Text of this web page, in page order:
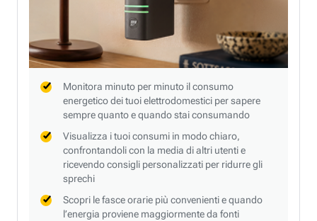
Monitora minuto per minuto il consumo
energetico dei tuoi elettrodomestici per sapere
sempre quanto e quando stai consumando
Visualizza i tuoi consumi in modo chiaro,
confrontandoli con la media di altri utenti e
ricevendo consigli personalizzati per ridurre gli
sprechi
Scopri le fasce orarie più convenienti e quando
l’energia proviene maggiormente da fonti